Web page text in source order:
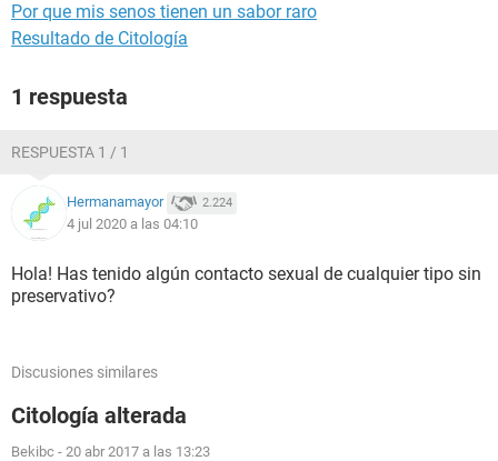
Por que mis senos tienen un sabor raro
Resultado de Citología
1 respuesta
RESPUESTA 1 / 1
Hermanamayor 2.224
4 jul 2020 a las 04:10
Hola! Has tenido algún contacto sexual de cualquier tipo sin
preservativo?
Discusiones similares
Citología alterada
Bekibc - 20 abr 2017 a las 13:23